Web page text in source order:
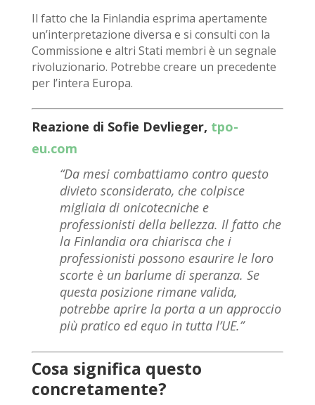
Il fatto che la Finlandia esprima apertamente
un’interpretazione diversa e si consulti con la
Commissione e altri Stati membri è un segnale
rivoluzionario. Potrebbe creare un precedente
per l’intera Europa.
Reazione di Sofie Devlieger, tpo-
eu.com
“Da mesi combattiamo contro questo
divieto sconsiderato, che colpisce
migliaia di onicotecniche e
professionisti della bellezza. Il fatto che
la Finlandia ora chiarisca che i
professionisti possono esaurire le loro
scorte è un barlume di speranza. Se
questa posizione rimane valida,
potrebbe aprire la porta a un approccio
più pratico ed equo in tutta l’UE.”
Cosa significa questo
concretamente?